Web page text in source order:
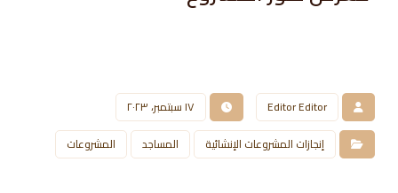
Editor Editor
١٧ سبتمبر، ٢٠٢٣
إنجازات المشروعات الإنشائية
المساجد المشروعات